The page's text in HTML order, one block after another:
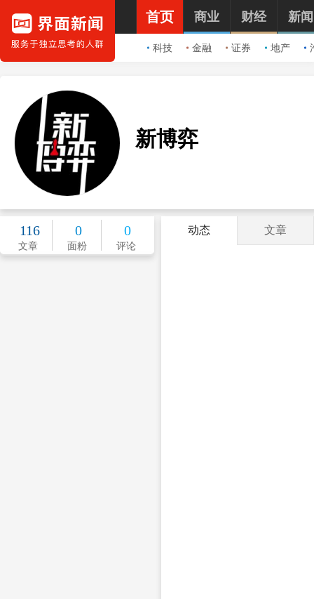
首页
科技 金融 证券 地产
商业 财经 新闻
新博弈
116
文章
0
面粉
0
评论
动态 文章